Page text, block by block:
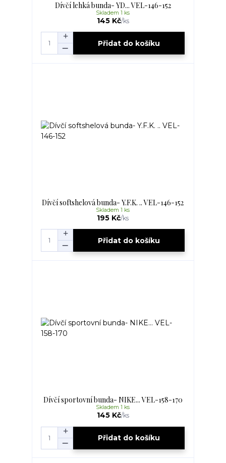
Dívčí lehká bunda- YD... VEL-146-152
145 Kč/ks
Skladem 1 ks
Přidat do košíku
Dívčí softshelová bunda- Y.F.K. .. VEL-146-152
195 Kč/ks
Skladem 1 ks
Přidat do košíku
Dívčí sportovní bunda- NIKE... VEL-158-170
145 Kč/ks
Skladem 1 ks
Přidat do košíku